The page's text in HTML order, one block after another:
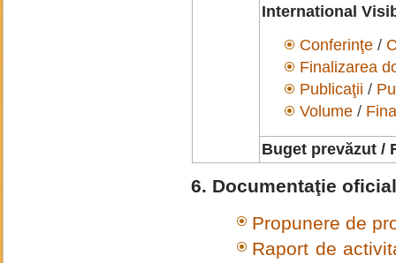
International
Conferinţe /
Finalizarea
Publicaţii /
Volume /
Buget prevăzut /
6. Documentaţie
Propunere de
Raport de